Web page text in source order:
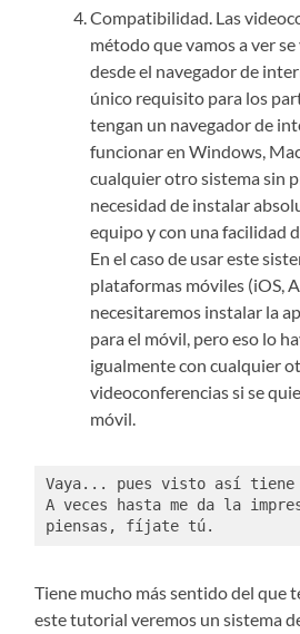
Compatibilidad. Las
método que vamos a ver
desde el navegador de
único requisito para los
tengan un navegador de
funcionar en Windows,
cualquier otro sistema sin
necesidad de instalar
equipo y con una facilidad
En el caso de usar este
plataformas móviles (iOS,
necesitaremos instalar la
para el móvil, pero eso lo
igualmente con cualquier
videoconferencias si se
móvil.
Vaya... pues visto así tiene
A veces hasta me da la
piensas, fíjate tú.
Tiene mucho más sentido del que
este tutorial veremos un sistema